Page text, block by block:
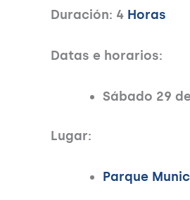
Duración: 4 Horas
Datas e horarios:
Sábado 29
Lugar:
Parque